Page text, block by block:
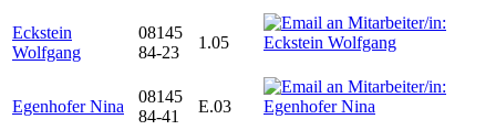
Eckstein
Wolfgang
08145
84-23
1.05
Egenhofer Nina
08145
84-41
E.03